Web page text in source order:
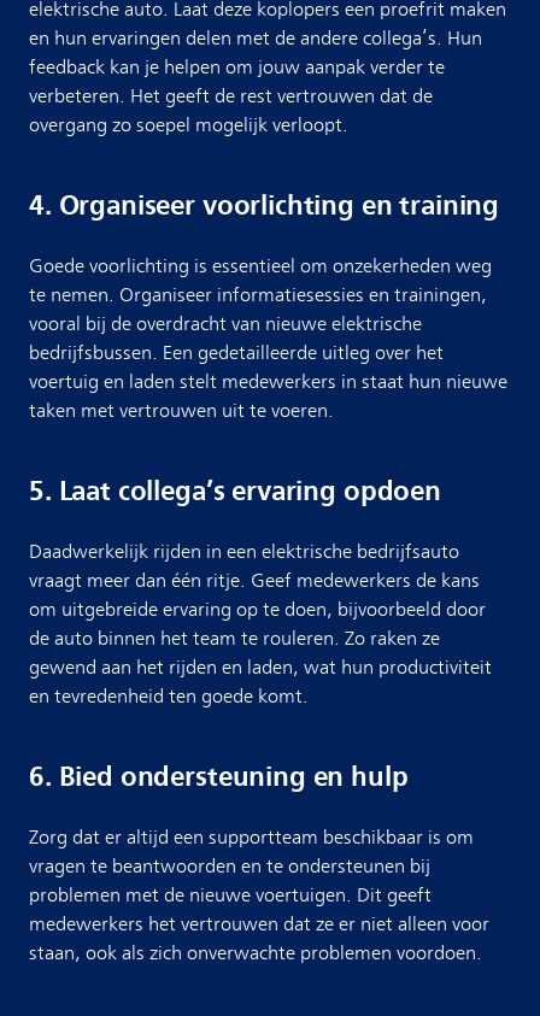
elektrische auto. Laat deze koplopers een proefrit maken
en hun ervaringen delen met de andere collega’s. Hun
feedback kan je helpen om jouw aanpak verder te
verbeteren. Het geeft de rest vertrouwen dat de
overgang zo soepel mogelijk verloopt.
4. Organiseer voorlichting en training
Goede voorlichting is essentieel om onzekerheden weg
te nemen. Organiseer informatiesessies en trainingen,
vooral bij de overdracht van nieuwe elektrische
bedrijfsbussen. Een gedetailleerde uitleg over het
voertuig en laden stelt medewerkers in staat hun nieuwe
taken met vertrouwen uit te voeren.
5. Laat collega’s ervaring opdoen
Daadwerkelijk rijden in een elektrische bedrijfsauto
vraagt meer dan één ritje. Geef medewerkers de kans
om uitgebreide ervaring op te doen, bijvoorbeeld door
de auto binnen het team te rouleren. Zo raken ze
gewend aan het rijden en laden, wat hun productiviteit
en tevredenheid ten goede komt.
6. Bied ondersteuning en hulp
Zorg dat er altijd een supportteam beschikbaar is om
vragen te beantwoorden en te ondersteunen bij
problemen met de nieuwe voertuigen. Dit geeft
medewerkers het vertrouwen dat ze er niet alleen voor
staan, ook als zich onverwachte problemen voordoen.